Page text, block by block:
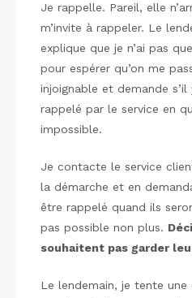
Je rappelle. Pareil, elle
m’invite à rappeler. Le
explique que je n’ai pas
pour espérer qu’on me
injoignable et demande
rappelé par le service en
impossible.
Je contacte le service
la démarche et en
être rappelé quand ils
pas possible non plus.
souhaitent pas garder
Le lendemain, je tente une